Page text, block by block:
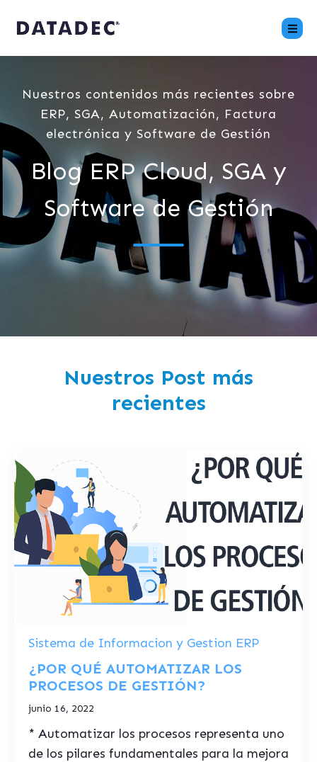
Nuestros contenidos más recientes sobre
ERP, SGA, Automatización, Factura
electrónica y Software de Gestión
Blog ERP Cloud, SGA y
Software de Gestión
Nuestros Post más
recientes
Sistema de Informacion y Gestion ERP
¿POR QUÉ AUTOMATIZAR LOS
PROCESOS DE GESTIÓN?
junio 16, 2022
* Automatizar los procesos representa uno
de los pilares fundamentales para la mejora